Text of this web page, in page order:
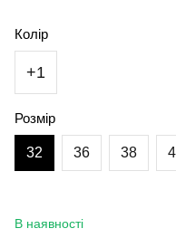
Колір
+1
Розмір
32 36 38
В наявності